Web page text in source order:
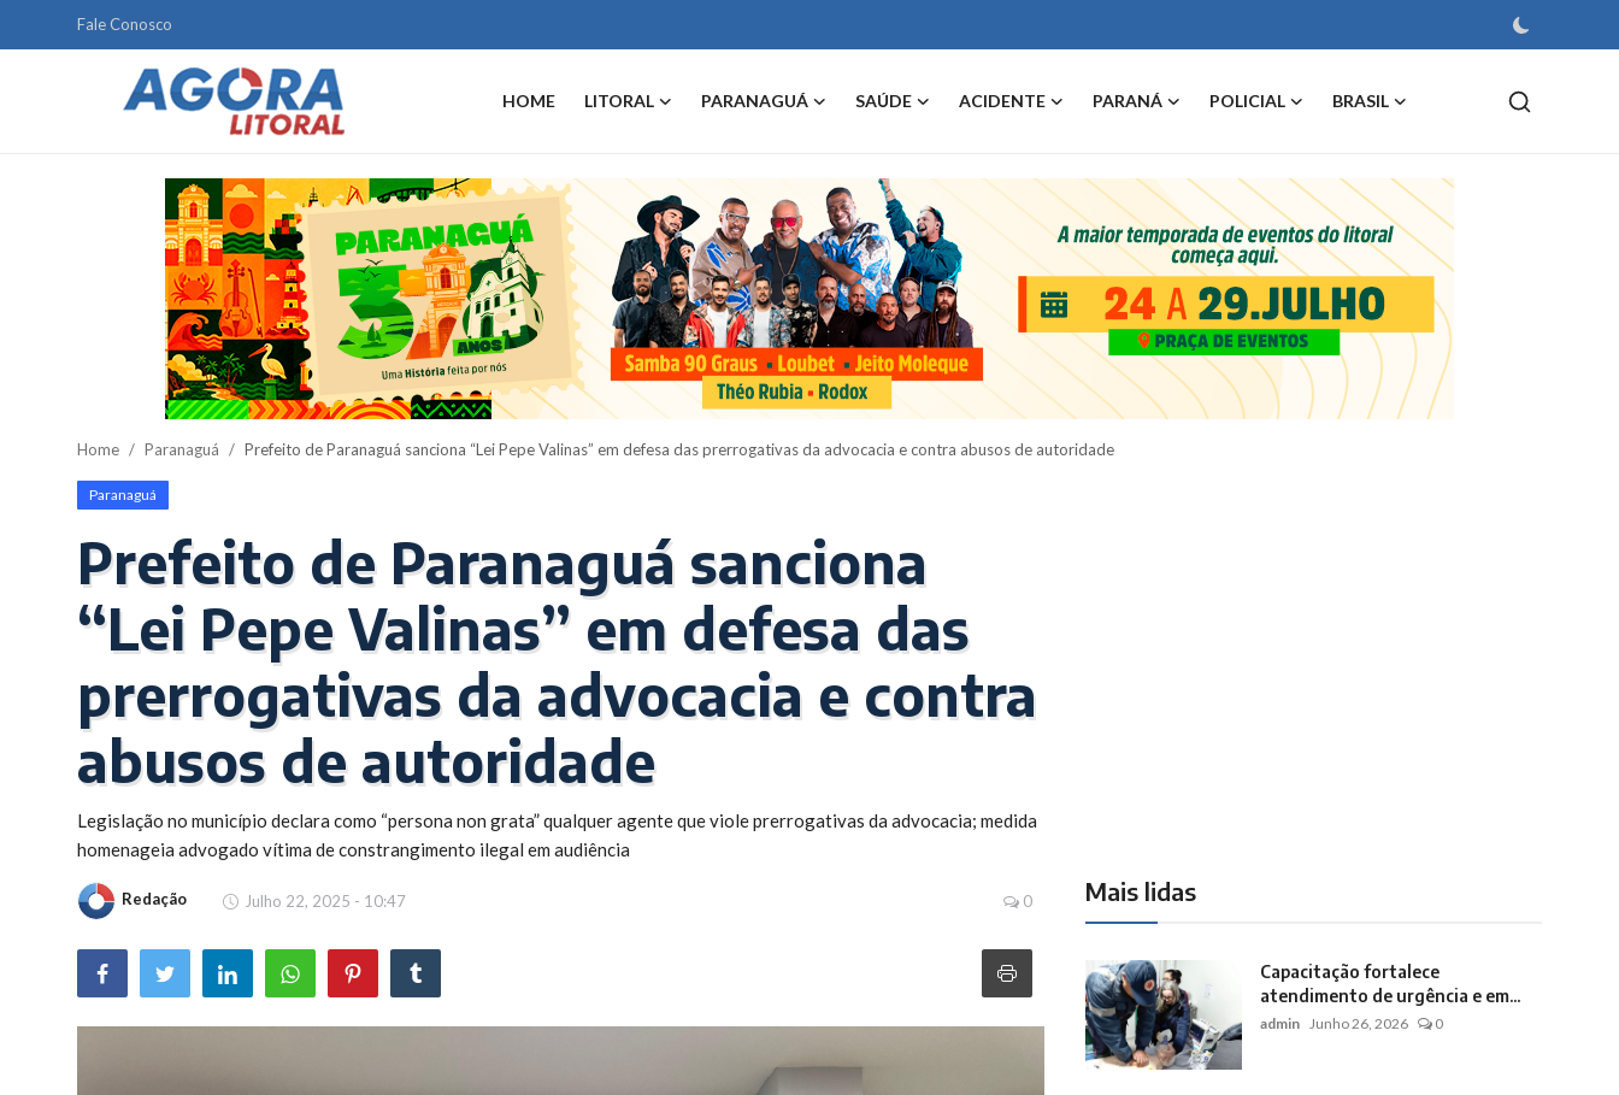
Fale Conosco
HOME LITORAL PARANAGUÁ SAÚDE ACIDENTE PARANÁ POLICIAL BRASIL
Home Paranaguá Prefeito de Paranaguá sanciona “Lei Pepe Valinas” em defesa das prerrogativas da advocacia e contra abusos de autoridade
Paranaguá
Prefeito de Paranaguá sanciona
“Lei Pepe Valinas” em defesa das
prerrogativas da advocacia e contra
abusos de autoridade
Legislação no município declara como “persona non grata” qualquer agente que viole prerrogativas da advocacia; medida
homenageia advogado vítima de constrangimento ilegal em audiência
Redação Julho 22, 2025 - 10:47 0 Mais lidas
Capacitação fortalece
atendimento de urgência e em...
admin Junho 26, 2026 0